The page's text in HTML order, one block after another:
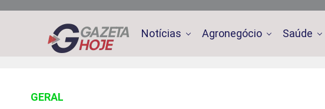
Notícias Agronegócio Saúde
GERAL